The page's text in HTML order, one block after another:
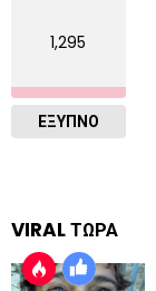
1,295
ΈΞΥΠΝΟ
VIRAL ΤΩΡΑ